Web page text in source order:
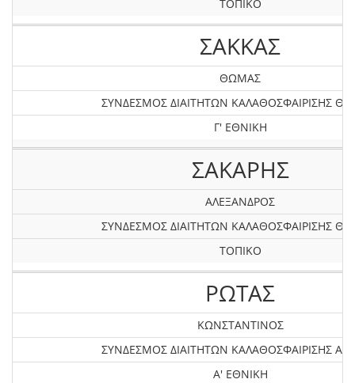
ΤΟΠΙΚΟ
ΣΑΚΚΑΣ
ΘΩΜΑΣ
ΣΥΝΔΕΣΜΟΣ ΔΙΑΙΤΗΤΩΝ ΚΑΛΑΘΟΣΦΑΙΡΙΣΗΣ
Γ' ΕΘΝΙΚΗ
ΣΑΚΑΡΗΣ
ΑΛΕΞΑΝΔΡΟΣ
ΣΥΝΔΕΣΜΟΣ ΔΙΑΙΤΗΤΩΝ ΚΑΛΑΘΟΣΦΑΙΡΙΣΗΣ
ΤΟΠΙΚΟ
ΡΩΤΑΣ
ΚΩΝΣΤΑΝΤΙΝΟΣ
ΣΥΝΔΕΣΜΟΣ ΔΙΑΙΤΗΤΩΝ ΚΑΛΑΘΟΣΦΑΙΡΙΣΗΣ
Α' ΕΘΝΙΚΗ